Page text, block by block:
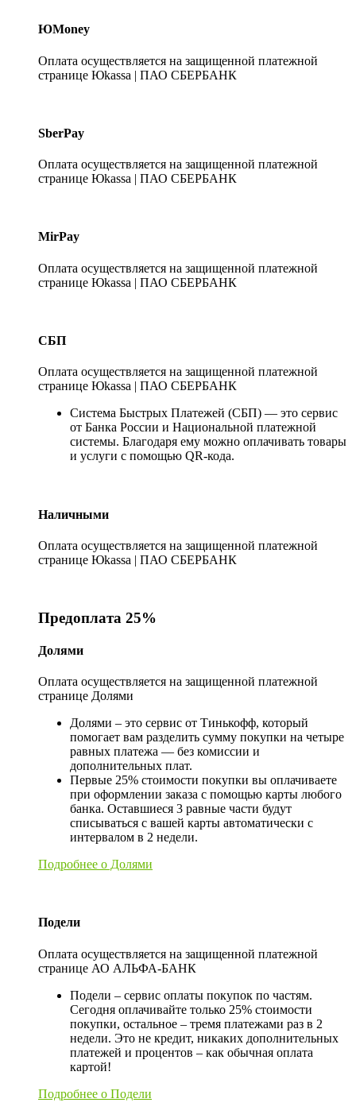
ЮMoney
Оплата осуществляется на защищенной платежной
странице Юkassa | ПАО СБЕРБАНК
SberPay
Оплата осуществляется на защищенной платежной
странице Юkassa | ПАО СБЕРБАНК
MirPay
Оплата осуществляется на защищенной платежной
странице Юkassa | ПАО СБЕРБАНК
СБП
Оплата осуществляется на защищенной платежной
странице Юkassa | ПАО СБЕРБАНК
Система Быстрых Платежей (СБП) — это сервис
от Банка России и Национальной платежной
системы. Благодаря ему можно оплачивать товары
и услуги с помощью QR-кода.
Наличными
Оплата осуществляется на защищенной платежной
странице Юkassa | ПАО СБЕРБАНК
Предоплата 25%
Долями
Оплата осуществляется на защищенной платежной
странице Долями
Долями – это сервис от Тинькофф, который
помогает вам разделить сумму покупки на четыре
равных платежа — без комиссии и
дополнительных плат.
Первые 25% стоимости покупки вы оплачиваете
при оформлении заказа с помощью карты любого
банка. Оставшиеся 3 равные части будут
списываться с вашей карты автоматически с
интервалом в 2 недели.
Подробнее о Долями
Подели
Оплата осуществляется на защищенной платежной
странице АО АЛЬФА-БАНК
Подели – сервис оплаты покупок по частям.
Сегодня оплачивайте только 25% стоимости
покупки, остальное – тремя платежами раз в 2
недели. Это не кредит, никаких дополнительных
платежей и процентов – как обычная оплата
картой!
Подробнее о Подели